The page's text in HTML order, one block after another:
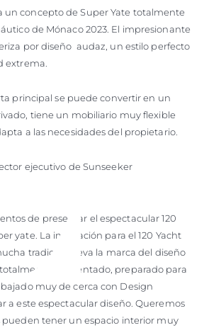
un concepto de Super Yate totalmente
de Mónaco 2023. El impresionante
por diseño audaz, un estilo perfecto
extrema.
principal se puede convertir en un
tiene un mobiliario muy flexible
a las necesidades del propietario.
ejecutivo de Sunseeker
de presentar el espectacular 120
yate. La inspiración para el 120 Yacht
tradición; lleva la marca del diseño
reinventado, preparado para
muy de cerca con Design
a este espectacular diseño. Queremos
pueden tener un espacio interior muy